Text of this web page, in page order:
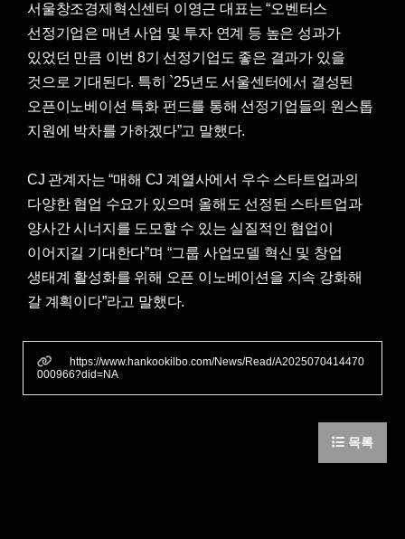
서울창조경제혁신센터 이영근 대표는 “오벤터스
선정기업은 매년 사업 및 투자 연계 등 높은 성과가
있었던 만큼 이번 8기 선정기업도 좋은 결과가 있을
것으로 기대된다. 특히 `25년도 서울센터에서 결성된
오픈이노베이션 특화 펀드를 통해 선정기업들의 원스톱
지원에 박차를 가하겠다”고 말했다.
CJ 관계자는 “매해 CJ 계열사에서 우수 스타트업과의
다양한 협업 수요가 있으며 올해도 선정된 스타트업과
양사간 시너지를 도모할 수 있는 실질적인 협업이
이어지길 기대한다”며 “그룹 사업모델 혁신 및 창업
생태계 활성화를 위해 오픈 이노베이션을 지속 강화해
갈 계획이다”라고 말했다.
https://www.hankookilbo.com/News/Read/A2025070414470
000966?did=NA
목록